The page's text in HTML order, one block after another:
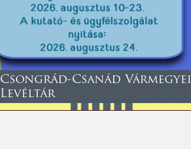
Csongrád-Csanád Vármegyei
Levéltár